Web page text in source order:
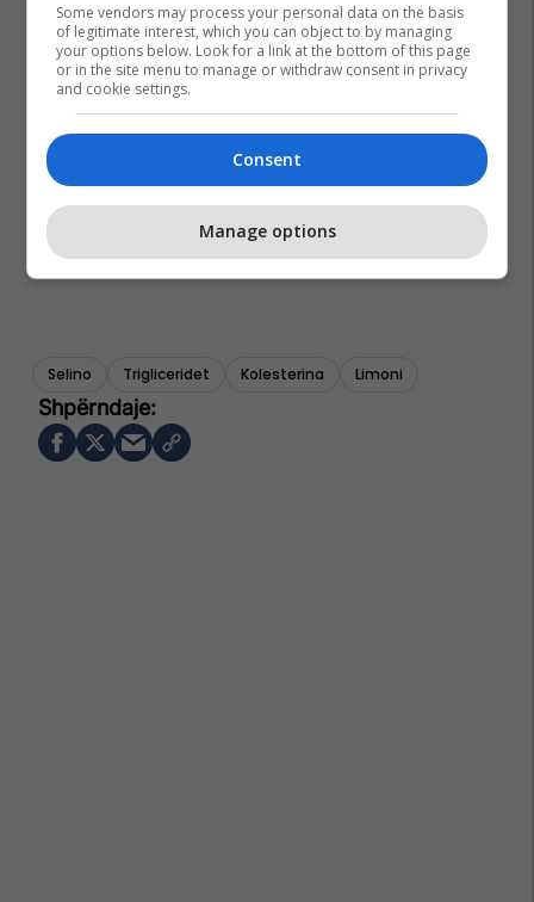
Selino Trigliceridet Kolesterina Limoni
Some vendors may process your personal data on the basis
of legitimate interest, which you can object to by managing
your options below. Look for a link at the bottom of this page
or in the site menu to manage or withdraw consent in privacy
and cookie settings.
Consent
Manage options